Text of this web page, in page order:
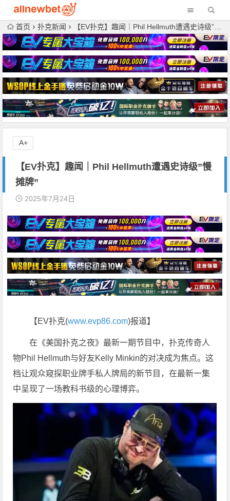
首页 扑克新闻 【EV扑克】趣闻｜Phil Hellmuth遭遇史诗级”慢摊牌”
【EV扑克】趣闻｜Phil Hellmuth遭遇史诗级”慢
摊牌”
2025年7月24日
【EV扑克(www.evp86.com)报道】
在 《美国扑克之夜》最新一期节目中，扑克传奇人
物Phil Hellmuth与好友Kelly Minkin的对决成为焦点。这
档让观众窥探职业牌手私人牌局的新节目，在最新一集
中呈现了一场教科书级的心理博弈。
A+